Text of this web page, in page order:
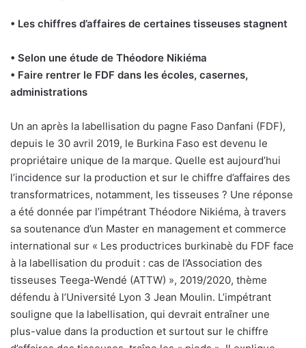
• Les chiffres d’affaires de certaines tisseuses stagnent
• Selon une étude de Théodore Nikiéma
• Faire rentrer le FDF dans les écoles, casernes,
administrations
Un an après la labellisation du pagne Faso Danfani (FDF),
depuis le 30 avril 2019, le Burkina Faso est devenu le
propriétaire unique de la marque. Quelle est aujourd’hui
l’incidence sur la production et sur le chiffre d’affaires des
transformatrices, notamment, les tisseuses ? Une réponse
a été donnée par l’impétrant Théodore Nikiéma, à travers
sa soutenance d’un Master en management et commerce
international sur « Les productrices burkinabè du FDF face
à la labellisation du produit : cas de l’Association des
tisseuses Teega-Wendé (ATTW) », 2019/2020, thème
défendu à l’Université Lyon 3 Jean Moulin. L’impétrant
souligne que la labellisation, qui devrait entraîner une
plus-value dans la production et surtout sur le chiffre